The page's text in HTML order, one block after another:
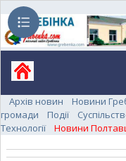
Архів новин Новини
громади
Події
Технології
Новини